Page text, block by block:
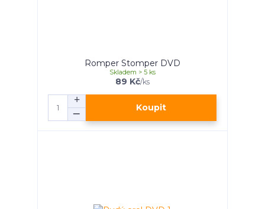
Romper Stomper DVD
89 Kč/ks
Skladem > 5 ks
Koupit